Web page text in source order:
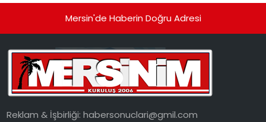
Mersin'de Haberin Doğru Adresi
Reklam & İşbirliği:habersonuclari@gmil.com